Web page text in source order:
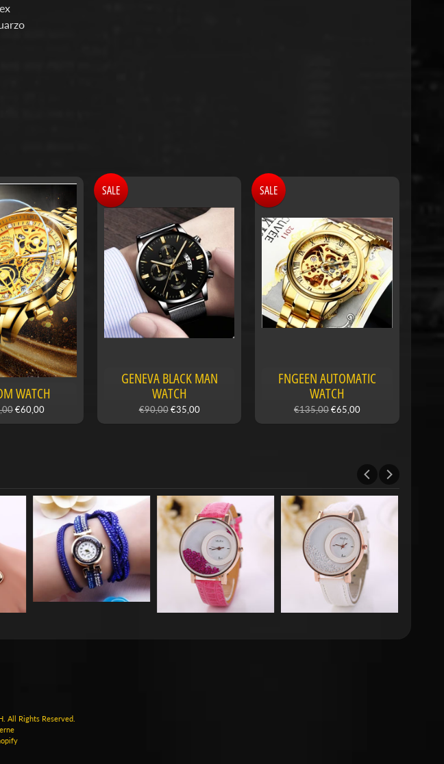
WATCH
€60,00
GENEVA BLACK MAN
WATCH
€90,00€35,00
SALE
FNGEEN AUTOMATIC
WATCH
€135,00€65,00
SALE
. All Rights Reserved.